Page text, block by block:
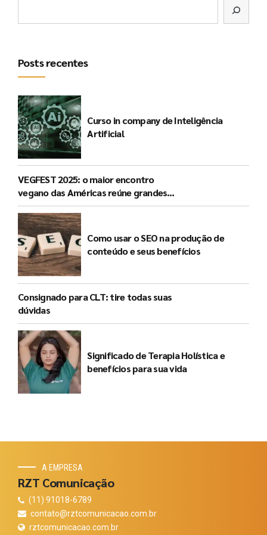
Posts recentes
Curso in company de Inteligência
Artificial
VEGFEST 2025: o maior encontro
vegano das Américas reúne grandes
nomes do movimento em São Paulo
Como usar o SEO na produção de
conteúdo e seus benefícios
Consignado para CLT: tire todas suas
dúvidas
Significado de Terapia Holística e
benefícios para sua vida
A EMPRESA
RZT Comunicação
(11) 91018-6789
contato@rztcomunicacao.com.br
rztcomunicacao.com.br